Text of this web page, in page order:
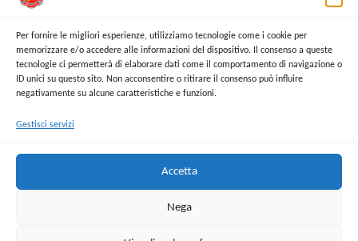
Per fornire le migliori esperienze, utilizziamo tecnologie come i cookie per
memorizzare e/o accedere alle informazioni del dispositivo. Il consenso a queste
tecnologie ci permetterà di elaborare dati come il comportamento di navigazione o
ID unici su questo sito. Non acconsentire o ritirare il consenso può influire
negativamente su alcune caratteristiche e funzioni.
Gestisci servizi
Accetta
Nega
Richiedi Modello